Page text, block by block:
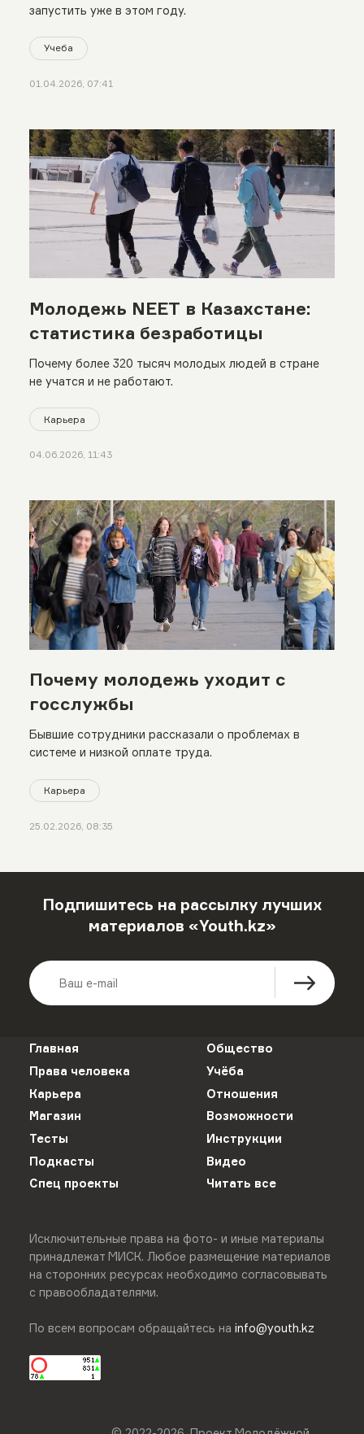
запустить уже в этом году.
Учеба
01.04.2026, 07:41
Молодежь NEET в Казахстане:
статистика безработицы
Почему более 320 тысяч молодых людей в стране
не учатся и не работают.
Карьера
04.06.2026, 11:43
Почему молодежь уходит с
госслужбы
Бывшие сотрудники рассказали о проблемах в
системе и низкой оплате труда.
Карьера
25.02.2026, 08:35
Подпишитесь на рассылку лучших
материалов «Youth.kz»
Главная
Общество
Права человека
Учёба
Карьера
Отношения
Магазин
Возможности
Тесты
Инструкции
Подкасты
Видео
Спец проекты
Читать все
Исключительные права на фото- и иные материалы
принадлежат МИСК. Любое размещение материалов
на сторонних ресурсах необходимо согласовывать
с правообладателями.
По всем вопросам обращайтесь на info@youth.kz